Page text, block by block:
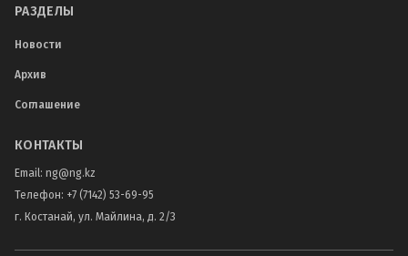
РАЗДЕЛЫ
Новости
Архив
Соглашение
КОНТАКТЫ
Email: ng@ng.kz
Телефон: +7 (7142) 53-69-95
г. Костанай, ул. Майлина, д. 2/3